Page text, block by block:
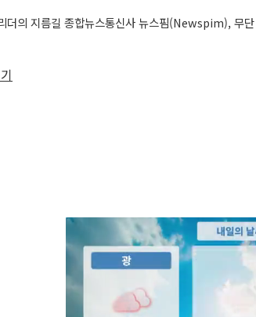
더의 지름길 종합뉴스통신사 뉴스핌(Newspim), 무